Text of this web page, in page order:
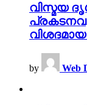
വിസ്മയ
by Web